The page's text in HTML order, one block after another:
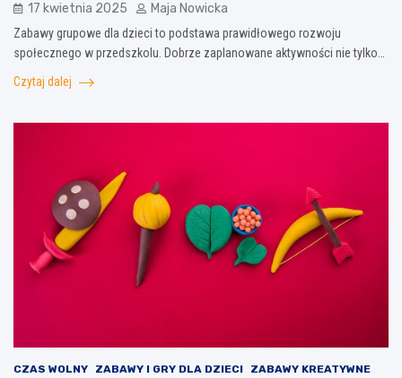
17 kwietnia 2025 Maja Nowicka
Zabawy grupowe dla dzieci to podstawa prawidłowego rozwoju
społecznego w przedszkolu. Dobrze zaplanowane aktywności nie tylko…
Czytaj dalej
CZAS WOLNY ZABAWY I GRY DLA DZIECI
ZABAWY KREATYWNE